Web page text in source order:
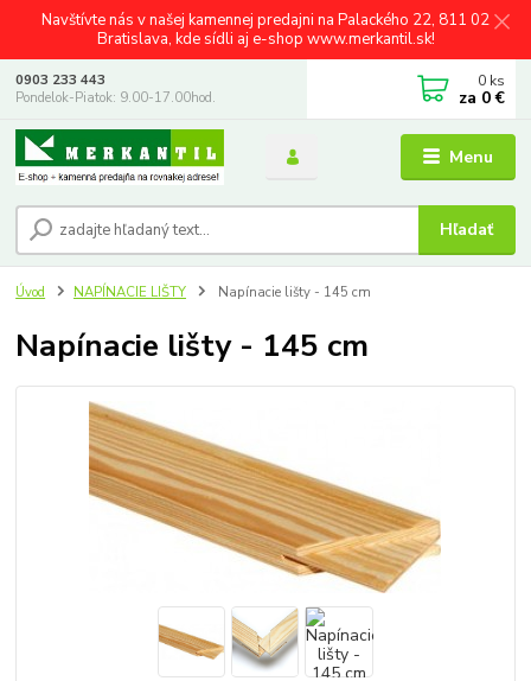
Navštívte nás v našej kamennej predajni na Palackého 22, 811 02
Bratislava, kde sídli aj e-shop www.merkantil.sk!
Menu
Hľadať
0903 233 443
Pondelok-Piatok: 9.00-17.00hod.
0 ks
za 0 €
Úvod NAPÍNACIE LIŠTY Napínacie lišty - 145 cm
Napínacie lišty - 145 cm